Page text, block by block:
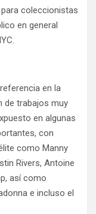
coleccionistas
en general
en la
de trabajos muy
en algunas
con
como Manny
Rivers, Antoine
así como
e incluso el